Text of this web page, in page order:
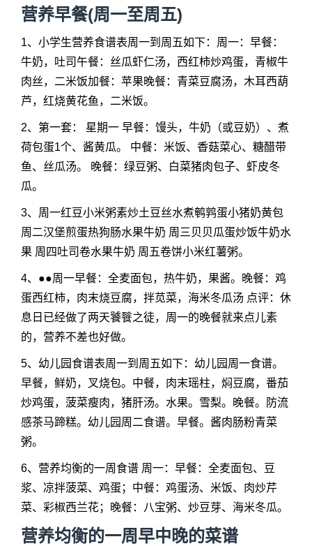
营养早餐(周一至周五)
1、小学生营养食谱表周一到周五如下：周一：早餐：
牛奶，吐司午餐：丝瓜虾仁汤，西红柿炒鸡蛋，青椒牛
肉丝，二米饭加餐：苹果晚餐：青菜豆腐汤，木耳西葫
芦，红烧黄花鱼，二米饭。
2、第一套： 星期一 早餐：馒头，牛奶（或豆奶）、煮
荷包蛋1个、酱黄瓜。 中餐：米饭、香菇菜心、糖醋带
鱼、丝瓜汤。 晚餐：绿豆粥、白菜猪肉包子、虾皮冬
瓜。
3、周一红豆小米粥素炒土豆丝水煮鹌鹑蛋小猪奶黄包
周二汉堡煎蛋热狗肠水果牛奶 周三贝贝瓜蛋炒饭牛奶水
果 周四吐司卷水果牛奶 周五卷饼小米红薯粥。
4、●●周一早餐：全麦面包，热牛奶，果酱。晚餐：鸡
蛋西红柿，肉末烧豆腐，拌苋菜，海米冬瓜汤 点评：休
息日已经做了两天饕餮之徒，周一的晚餐就来点儿素
的，营养不差也好做。
5、幼儿园食谱表周一到周五如下：幼儿园周一食谱。
早餐，鲜奶，叉烧包。中餐，肉末瑶柱，焖豆腐，番茄
炒鸡蛋，菠菜瘦肉，猪肝汤。水果。雪梨。晚餐。防流
感茶马蹄糕。幼儿园周二食谱。早餐。酱肉肠粉青菜
粥。
6、营养均衡的一周食谱 周一：早餐：全麦面包、豆
浆、凉拌菠菜、鸡蛋；中餐：鸡蛋汤、米饭、肉炒芹
菜、彩椒西兰花；晚餐：八宝粥、炒豆芽、海米冬瓜。
营养均衡的一周早中晚的菜谱